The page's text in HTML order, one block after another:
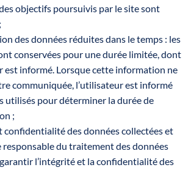
objectifs poursuivis par le site sont
des données réduites dans le temps : les
conservées pour une durée limitée, dont
est informé. Lorsque cette information ne
communiquée, l’utilisateur est informé
utilisés pour déterminer la durée de
;
confidentialité des données collectées et
responsable du traitement des données
garantir l’intégrité et la confidentialité des